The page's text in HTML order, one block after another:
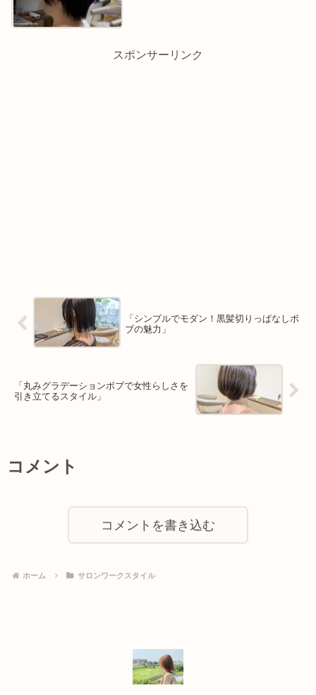
スポンサーリンク
「シンプルでモダン！黒髪切りっぱなしボ
ブの魅力」
「丸みグラデーションボブで女性らしさを
引き立てるスタイル」
コメント
コメントを書き込む
ホーム サロンワークスタイル